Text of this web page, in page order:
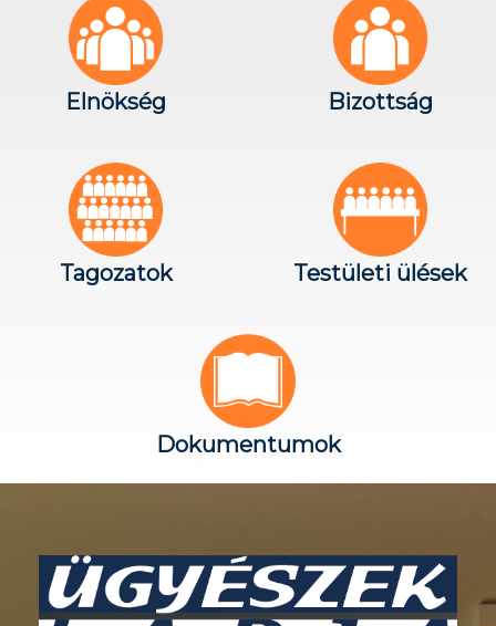
Elnökség Bizottság
Tagozatok Testületi ülések
Dokumentumok